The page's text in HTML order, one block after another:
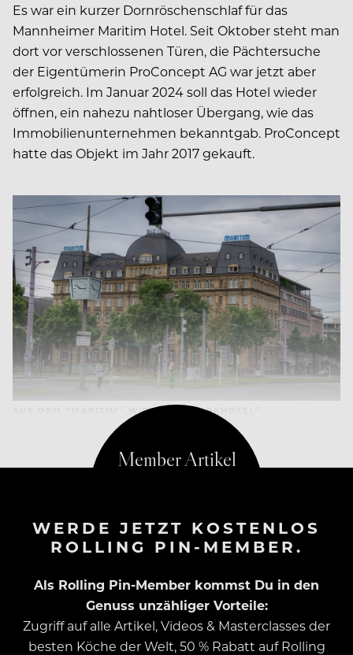
Es war ein kurzer Dornröschenschlaf für das
Mannheimer Maritim Hotel. Seit Oktober steht man
dort vor verschlossenen Türen, die Pächtersuche
der Eigentümerin ProConcept AG war jetzt aber
erfolgreich. Im Januar 2024 soll das Hotel wieder
öffnen, ein nahezu nahtloser Übergang, wie das
Immobilienunternehmen bekanntgab. ProConcept
hatte das Objekt im Jahr 2017 gekauft.
AUS DEM “MARITIM” WIRD DAS “PARKHOTEL”
WERDE JETZT KOSTENLOS
ROLLING PIN-MEMBER.
Als Rolling Pin-Member kommst Du in den
Genuss unzähliger Vorteile:
Zugriff auf alle Artikel, Videos & Masterclasses der
besten Köche der Welt, 50 % Rabatt auf Rolling